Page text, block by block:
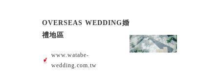
OVERSEAS WEDDING婚
禮地區
www.watabe-
wedding.com.tw